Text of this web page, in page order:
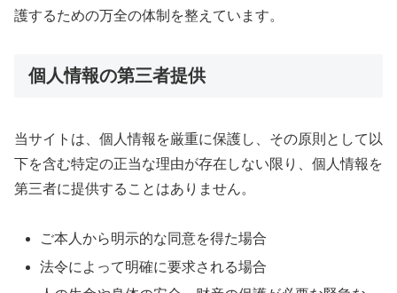
護するための万全の体制を整えています。
個人情報の第三者提供
当サイトは、個人情報を厳重に保護し、その原則として以
下を含む特定の正当な理由が存在しない限り、個人情報を
第三者に提供することはありません。
ご本人から明示的な同意を得た場合
法令によって明確に要求される場合